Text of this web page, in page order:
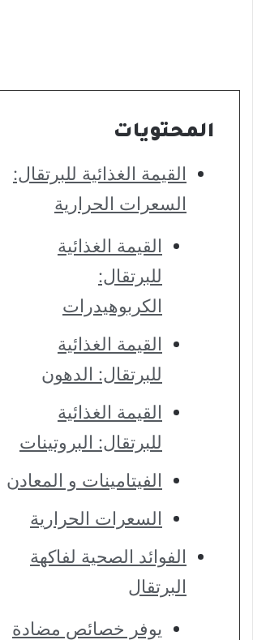
المحتويات
القيمة الغذائية للبرتقال:
السعرات الحرارية
القيمة الغذائية
للبرتقال:
الكربوهيدرات
القيمة الغذائية
للبرتقال: الدهون
القيمة الغذائية
للبرتقال: البروتينات
الفيتامينات و المعادن
السعرات الحرارية
الفوائد الصحية لفاكهة
البرتقال
يوفر خصائص مضادة